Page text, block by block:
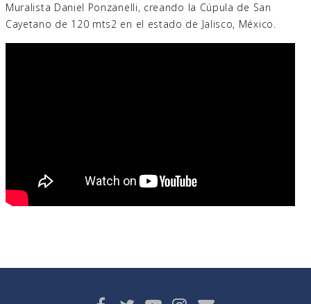
Muralista Daniel Ponzanelli, creando la Cúpula de San
Cayetano de 120 mts2 en el estado de Jalisco, México.